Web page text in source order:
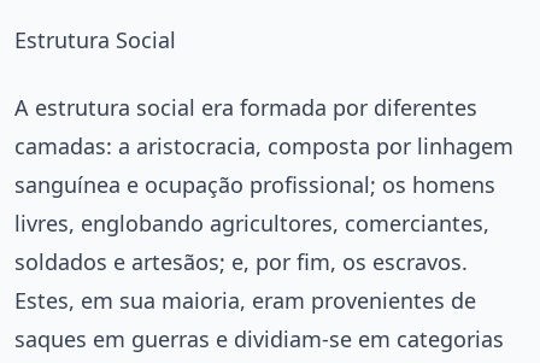
Estrutura Social
A estrutura social era formada por diferentes
camadas: a aristocracia, composta por linhagem
sanguínea e ocupação profissional; os homens
livres, englobando agricultores, comerciantes,
soldados e artesãos; e, por fim, os escravos.
Estes, em sua maioria, eram provenientes de
saques em guerras e dividiam-se em categorias